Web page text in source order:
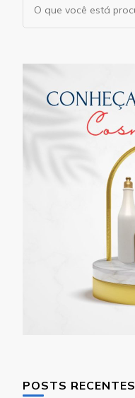
algo?
POSTS RECENTES